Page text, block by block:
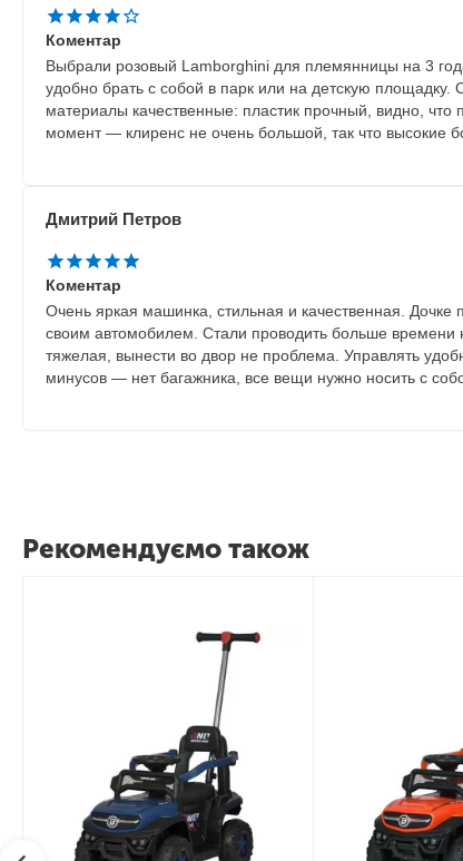
Коментар
Выбрали розовый Lamborghini для племянницы на 3
удобно брать с собой в парк или на детскую
материалы качественные: пластик прочный, видно,
момент — клиренс не очень большой, так что высокие
Дмитрий Петров
Коментар
Очень яркая машинка, стильная и качественная. Дочке
своим автомобилем. Стали проводить больше
тяжелая, вынести во двор не проблема. Управлять
минусов — нет багажника, все вещи нужно носить с
Рекомендуємо також